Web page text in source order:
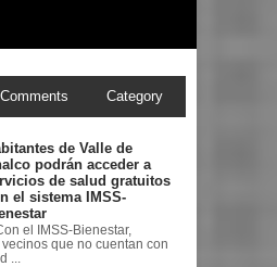
Comments Category
de Valle de
podrán acceder a
de salud gratuitos
el sistema IMSS-
el IMSS-Bienestar,
que no cuentan con
...